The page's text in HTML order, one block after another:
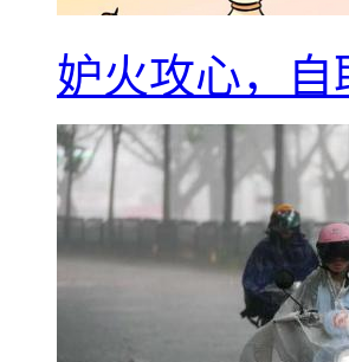
妒火攻心，自